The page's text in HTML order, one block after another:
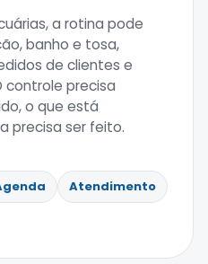
a rotina pode
banho e tosa,
de clientes e
controle precisa
o que está
precisa ser feito.
Atendimento